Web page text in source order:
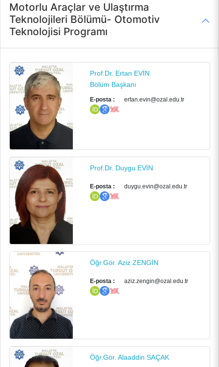
ANA SAYFA
KURUMSAL
PERSONEL
Motorlu Araçlar ve Ulaştırma
Teknolojileri Bölümü- Otomotiv
Teknolojisi Programı
Prof.Dr. Ertan EVİN
Bölüm Başkanı
E-posta : ertan.evin@ozal.edu.tr
Prof.Dr. Duygu EVİN
E-posta : duygu.evin@ozal.edu.tr
Öğr.Gör. Aziz ZENGİN
E-posta : aziz.zengin@ozal.edu.tr
Öğr.Gör. Alaaddin SAÇAK